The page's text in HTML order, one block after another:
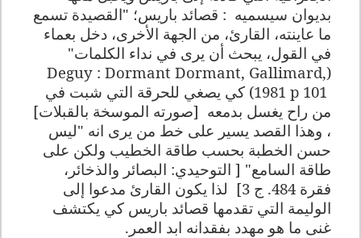
بديوان سيسميه : قصائد باريس؛ "القصيدة تسمع
ما عاينته، القارئ، من الجهة الأخرى، دخل بعماء
في القول، يبحث أن يرى في نداء الكلمات"
(
Deguy : Dormant Dormant, Gallimard,
1981 p 101) كي يصغي للحرقة التي شبت في
من راح يغسل بدمعه [صورته الموسخة بالقبلات]
، وهذا القصد يسير على خط من يرى انه "ليس
حسن الخطبة بحسب طاقة الخطيب ولكن على
طاقة السامع" [ التوحيدي: البصائر والذخائر،
فقرة 484. ج 3]
لذا يكون القارئ مدعوا إلى
الوليمة التي تقدمها قصائد باريس كي يكتشف
غنى ما هو مهدد بفقدانه ابد العمر .